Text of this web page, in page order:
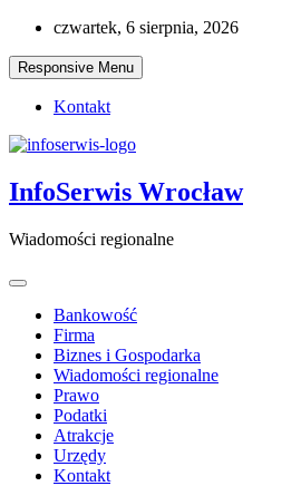
Skip
content
czwartek, 6 sierpnia, 2026
Responsive Menu
Kontakt
InfoSerwis Wrocław
Wiadomości regionalne
Bankowość
Firma
Biznes i Gospodarka
Wiadomości regionalne
Prawo
Podatki
Atrakcje
Urzędy
Kontakt